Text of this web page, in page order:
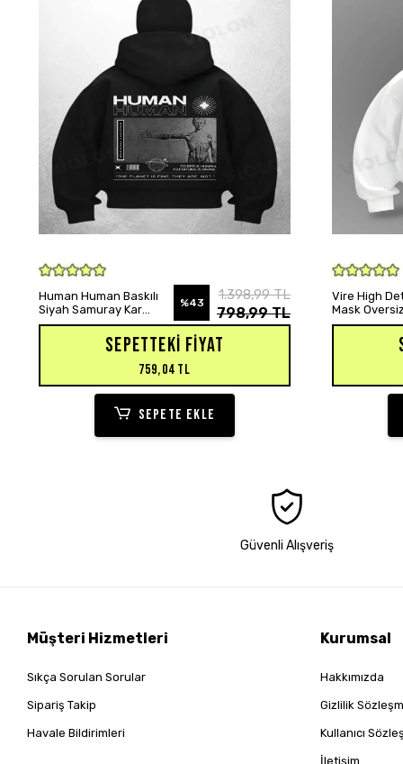
SEPETE EKLE
Human Human Baskılı
Siyah Samuray Kar
Maske Sweatshirt
%43
1.398,99 TL
798,99 TL
SEPETTEKI FIYAT
759,04 TL
SEPETE EKLE
Vire High
Mask
Güvenli Alışveriş
Müşteri Hizmetleri
Sıkça Sorulan Sorular
Sipariş Takip
Havale Bildirimleri
Kurumsal
Hakkımızda
Gizlilik
Kullanıcı
İletişim